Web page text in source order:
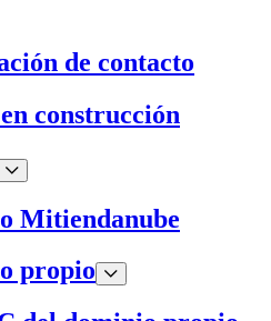
de contacto
construcción
Mitiendanube
propio